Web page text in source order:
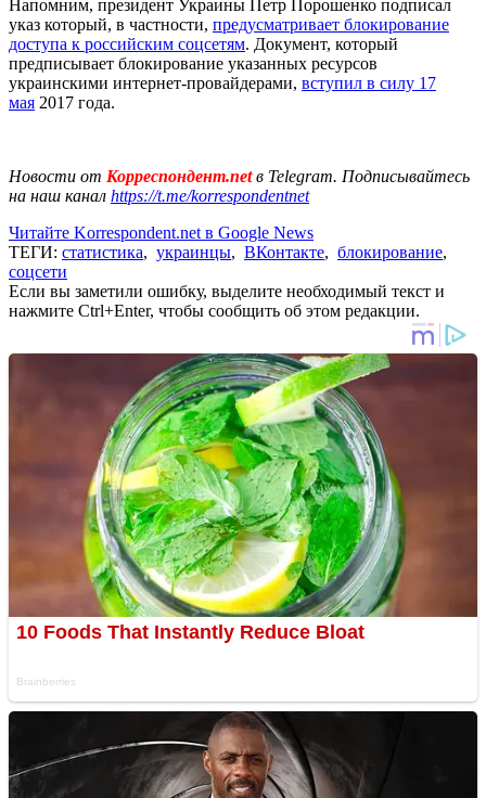
Напомним, президент Украины Петр Порошенко подписал
указ который, в частности, предусматривает блокирование
доступа к российским соцсетям. Документ, который
предписывает блокирование указанных ресурсов
украинскими интернет-провайдерами, вступил в силу 17
мая 2017 года.
Новости от Корреспондент.netв Telegram. Подписывайтесь
на наш канал https://t.me/korrespondentnet
Читайте Korrespondent.net в Google News
ТЕГИ: статистика, украинцы, ВКонтакте, блокирование,
соцсети
Если вы заметили ошибку, выделите необходимый текст и
нажмите Ctrl+Enter, чтобы сообщить об этом редакции.